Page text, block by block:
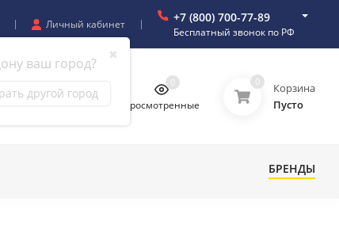
✖
ваш город?
другой город
Личный кабинет +7 (800) 700-77-89
Бесплатный звонок по РФ
Просмотренные
0 0
Корзина
Пусто
БРЕНДЫ